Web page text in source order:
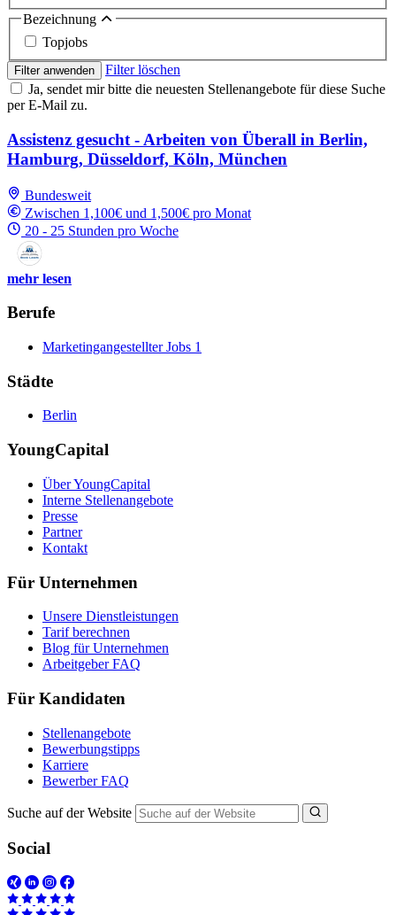
Bezeichnung
Topjobs
Filter anwenden
Filter löschen
Ja, sendet mir bitte die neuesten Stellenangebote für diese Suche
per E-Mail zu.
Assistenz gesucht - Arbeiten von Überall in Berlin,
Hamburg, Düsseldorf, Köln, München
Bundesweit
Zwischen 1,100€ und 1,500€ pro Monat
20 - 25 Stunden pro Woche
mehr lesen
Berufe
Marketingangestellter Jobs 1
Städte
Berlin
YoungCapital
Über YoungCapital
Interne Stellenangebote
Presse
Partner
Kontakt
Für Unternehmen
Unsere Dienstleistungen
Tarif berechnen
Blog für Unternehmen
Arbeitgeber FAQ
Für Kandidaten
Stellenangebote
Bewerbungstipps
Karriere
Bewerber FAQ
Suche auf der Website
Social